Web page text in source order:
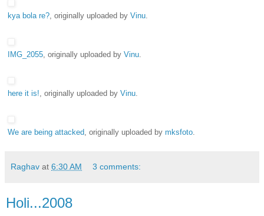
kya bola re?, originally uploaded by Vinu.
IMG_2055, originally uploaded by Vinu.
here it is!, originally uploaded by Vinu.
We are being attacked, originally uploaded by mksfoto.
Raghav at 6:30 AM 3 comments:
Holi...2008